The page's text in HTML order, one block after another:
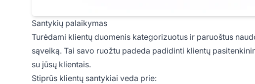
Santykių palaikymas
Turėdami klientų duomenis kategorizuotus ir paruoštus
sąveiką. Tai savo ruožtu padeda padidinti klientų
su jūsų klientais.
Stiprūs klientų santykiai veda prie: